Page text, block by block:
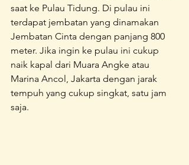
saat ke Pulau Tidung. Di pulau ini
terdapat jembatan yang dinamakan
Jembatan Cinta dengan panjang 800
meter. Jika ingin ke pulau ini cukup
naik kapal dari Muara Angke atau
Marina Ancol, Jakarta dengan jarak
tempuh yang cukup singkat, satu jam
saja.